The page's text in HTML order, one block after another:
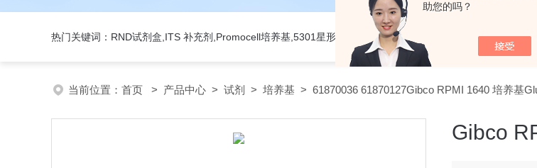
助您的吗？
热门关键词：RND试剂盒,ITS 补充剂,Promocell培养基,5301星形细胞培养基
当前位置： 首页 > 产品中心 > 试剂 > 培养基 > 61870036 61870127Gibco RPMI 1640 培养基
Gibco